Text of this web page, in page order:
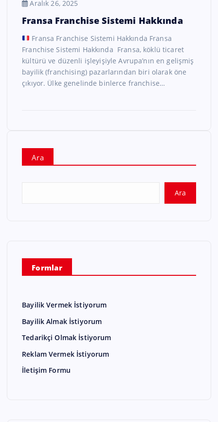
Aralık 26, 2025
Fransa Franchise Sistemi Hakkında
Fransa Franchise Sistemi Hakkında Fransa
Franchise Sistemi Hakkında Fransa, köklü ticaret
kültürü ve düzenli işleyişiyle Avrupa’nın en gelişmiş
bayilik (franchising) pazarlarından biri olarak öne
çıkıyor. Ülke genelinde binlerce franchise…
Ara
Ara
Formlar
Bayilik Vermek İstiyorum
Bayilik Almak İstiyorum
Tedarikçi Olmak İstiyorum
Reklam Vermek İstiyorum
İletişim Formu